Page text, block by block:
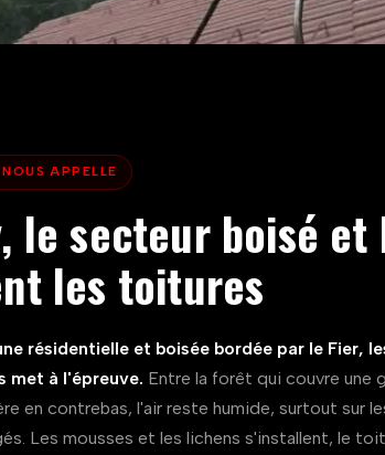
APPELLE
le secteur boisé
les toitures
résidentielle et boisée bordée par le Fier,
met à l'épreuve. Entre la forêt qui couvre une
en contrebas, l'air reste humide, surtout sur
Les mousses et les lichens s'installent, le